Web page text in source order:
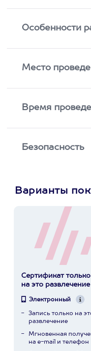
Особенности
Место
Время
Безопасность
Варианты
Сертификат только
на это развлечение
Электронный
Запись только на
развлечение
Мгновенная
на e-mail и телефон